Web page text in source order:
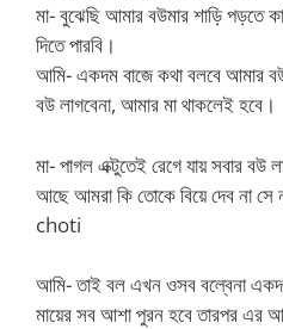
মা- বুঝেছি আমার বউমার শাড়ি পড়তে
দিতে পারবি।
আমি- একদম বাজে কথা বলবে আমার
বউ লাগবেনা, আমার মা থাকলেই হবে।
মা- পাগল এক্টুতেই রেগে যায় সবার বউ
আছে আমরা কি তোকে বিয়ে দেব না
choti
আমি- তাই বল এখন ওসব বল্বেনা
মায়ের সব আশা পুরন হবে তারপর এর